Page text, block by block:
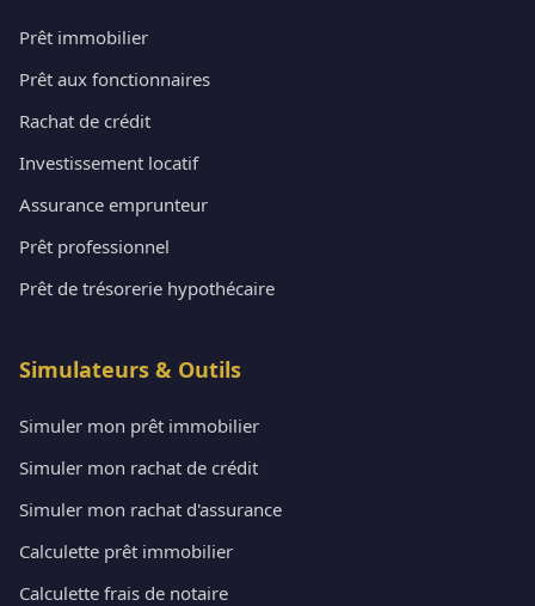
Prêt immobilier
Prêt aux fonctionnaires
Rachat de crédit
Investissement locatif
Assurance emprunteur
Prêt professionnel
Prêt de trésorerie hypothécaire
Simulateurs & Outils
Simuler mon prêt immobilier
Simuler mon rachat de crédit
Simuler mon rachat d'assurance
Calculette prêt immobilier
Calculette frais de notaire